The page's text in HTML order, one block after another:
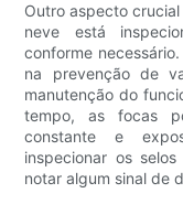
Outro aspecto
neve está
conforme
na prevenção de
manutenção do
tempo, as focas
constante e
inspecionar os
notar algum sinal de